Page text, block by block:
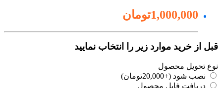
1,000,000تومان
از خرید موارد زیر را انتخاب نمایید
تحویل محصول
نصب شود (+20,000تومان)
دریافت فایل محصول